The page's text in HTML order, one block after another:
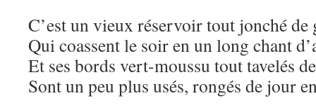
C’est un vieux réservoir tout jonché
Qui coassent le soir en un long chant
Et ses bords vert-moussu tout tavelés
Sont un peu plus usés, rongés de jour